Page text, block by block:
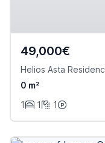
49,000€
Helios Asta
0 m²
1
1 1